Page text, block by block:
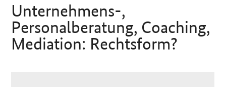
Unternehmens-,
Personalberatung, Coaching,
Mediation: Rechtsform?